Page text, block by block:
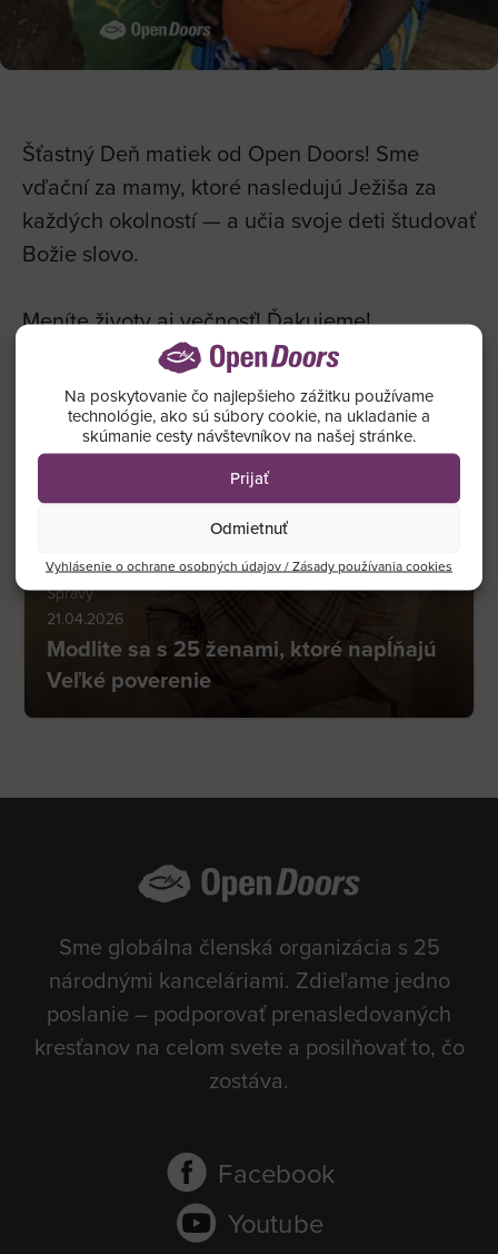
Na poskytovanie čo najlepšieho zážitku používame
technológie, ako sú súbory cookie, na ukladanie a
skúmanie cesty návštevníkov na našej stránke.
Prijať
Odmietnuť
Vyhlásenie o ochrane osobných údajov / Zásady používania cookies
Šťastný Deň matiek od Open Doors! Sme
vďační za mamy, ktoré nasledujú Ježiša za
každých okolností — a učia svoje deti študovať
Božie slovo.
Meníte životy aj večnosť! Ďakujeme!
Správy
21.04.2026
Modlite sa s 25 ženami, ktoré napĺňajú
Veľké poverenie
Sme globálna členská organizácia s 25
národnými kanceláriami. Zdieľame jedno
poslanie – podporovať prenasledovaných
kresťanov na celom svete a posilňovať to, čo
zostáva.
Facebook
Youtube